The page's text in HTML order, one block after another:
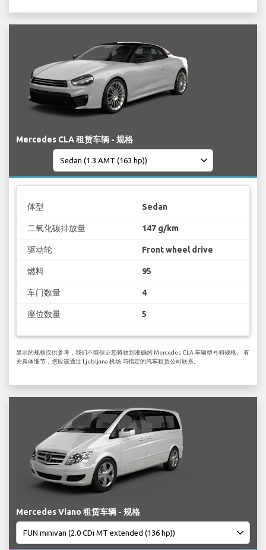
Mercedes CLA 租赁车辆 - 规格
体型 Sedan
二氧化碳排放量 147 g/km
驱动轮 Front wheel drive
燃料 95
车门数量 4
座位数量 5
显示的规格仅供参考，我们不能保证您将收到准确的 Mercedes CLA 车辆型号和规格。 有
关具体细节，您应该通过 Ljubljana 机场 与指定的汽车租赁公司联系。
Mercedes Viano 租赁车辆 - 规格